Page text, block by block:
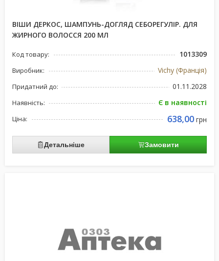
ВІШИ ДЕРКОС, ШАМПУНЬ-ДОГЛЯД СЕБОРЕГУЛІР. ДЛЯ
ЖИРНОГО ВОЛОССЯ 200 МЛ
Код товару: 1013309
Виробник: Vichy (Франція)
Придатний до: 01.11.2028
Наявність: Є в наявності
Ціна: 638,00 грн
Детальніше Замовити